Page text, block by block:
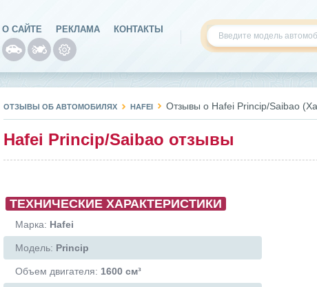
О САЙТЕ РЕКЛАМА КОНТАКТЫ
ОТЗЫВЫ ОБ АВТОМОБИЛЯХ HAFEI Отзывы о Hafei Princip/Saibao
Hafei Princip/Saibao отзывы
ТЕХНИЧЕСКИЕ ХАРАКТЕРИСТИКИ
Марка: Hafei
Модель: Princip
Объем двигателя: 1600 см³